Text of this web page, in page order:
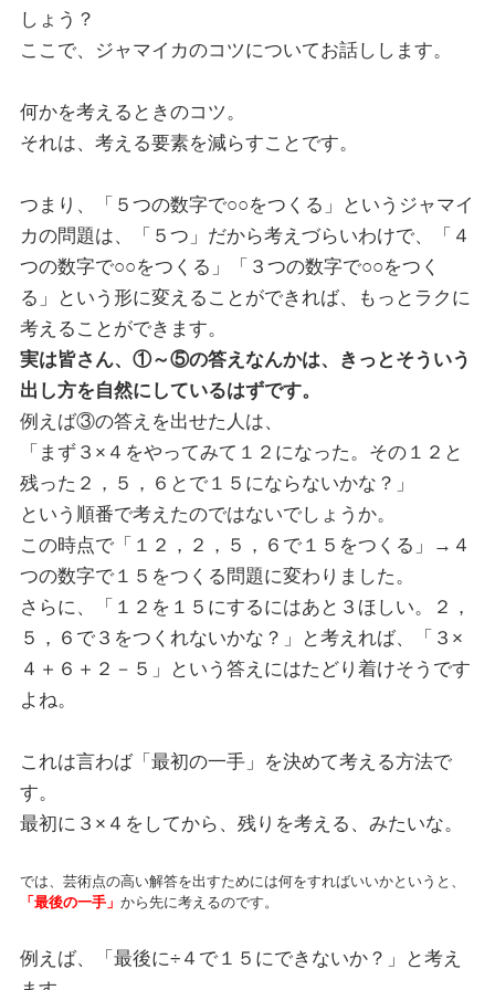
しょう？
ここで、ジャマイカのコツについてお話しします。
何かを考えるときのコツ。
それは、考える要素を減らすことです。
つまり、「５つの数字で○○をつくる」というジャマイ
カの問題は、「５つ」だから考えづらいわけで、「４
つの数字で○○をつくる」「３つの数字で○○をつく
る」という形に変えることができれば、もっとラクに
考えることができます。
実は皆さん、①～⑤の答えなんかは、きっとそういう
出し方を自然にしているはずです。
例えば③の答えを出せた人は、
「まず３×４をやってみて１２になった。その１２と
残った２，５，６とで１５にならないかな？」
という順番で考えたのではないでしょうか。
この時点で「１２，２，５，６で１５をつくる」→４
つの数字で１５をつくる問題に変わりました。
さらに、「１２を１５にするにはあと３ほしい。２，
５，６で３をつくれないかな？」と考えれば、「３×
４＋６＋２－５」という答えにはたどり着けそうです
よね。
これは言わば「最初の一手」を決めて考える方法で
す。
最初に３×４をしてから、残りを考える、みたいな。
では、芸術点の高い解答を出すためには何をすればいいかというと、
「最後の一手」 から先に考えるのです。
例えば、「最後に÷４で１５にできないか？」と考え